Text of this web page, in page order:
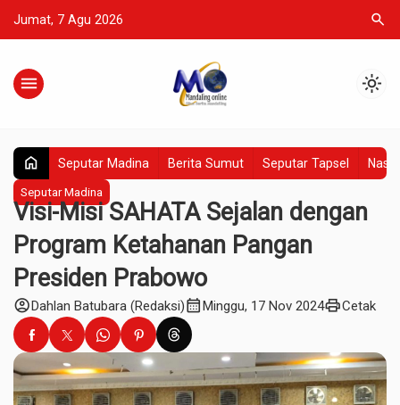
Jumat, 7 Agu 2026 search
menu light_mode
home Seputar Madina Berita Sumut Seputar Tapsel
Seputar Madina
Visi-Misi SAHATA Sejalan dengan
Program Ketahanan Pangan
Presiden Prabowo
account_circleDahlan Batubara (Redaksi)calendar_monthMinggu, 17 Nov 2024printCetak